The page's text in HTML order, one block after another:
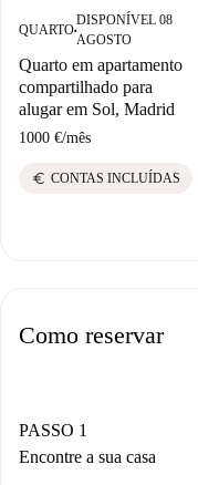
QUARTO■
DISPONÍVEL 08
AGOSTO
Quarto em apartamento
compartilhado para
alugar em Sol, Madrid
1000 €/mês
euro CONTAS INCLUÍDAS
Como reservar
PASSO 1
Encontre a sua casa